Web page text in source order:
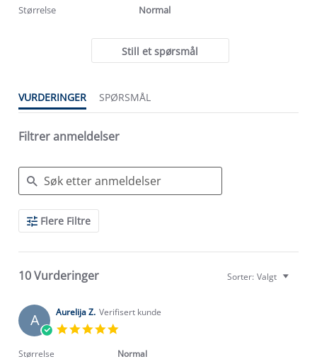
Størrelse Normal
Still et spørsmål
VURDERINGER SPØRSMÅL
Filtrer anmeldelser
Search
ReviewsFlere Filtre
10 Vurderinger Sorter: Valgt
A Aurelija Z. Verifisert kunde
rating
Størrelse Normal